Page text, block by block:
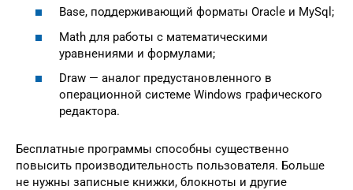
Base, поддерживающий форматы Oracle и MySql;
Math для работы с математическими
уравнениями и формулами;
Draw — аналог предустановленного в
операционной системе Windows графического
редактора.
Бесплатные программы способны существенно
повысить производительность пользователя. Больше
не нужны записные книжки, блокноты и другие